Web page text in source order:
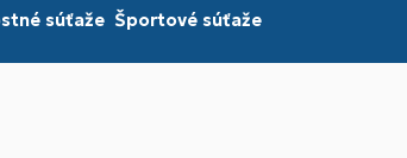
súťaže Športové súťaže